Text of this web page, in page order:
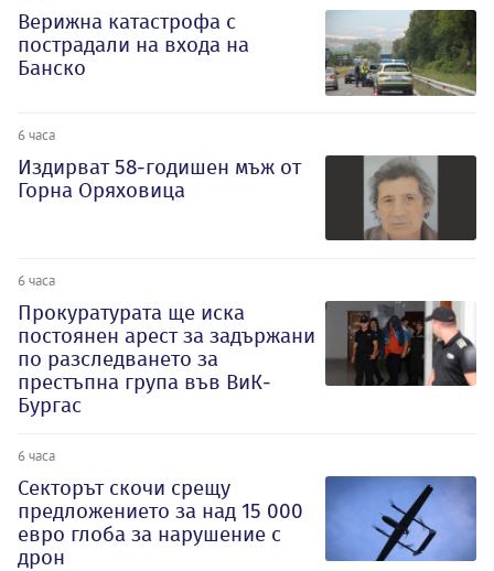
Верижна катастрофа с
пострадали на входа на
Банско
6 часа
Издирват 58-годишен мъж от
Горна Оряховица
6 часа
Прокуратурата ще иска
постоянен арест за задържани
по разследването за
престъпна група във ВиК-
Бургас
6 часа
Секторът скочи срещу
предложението за над 15 000
евро глоба за нарушение с
дрон